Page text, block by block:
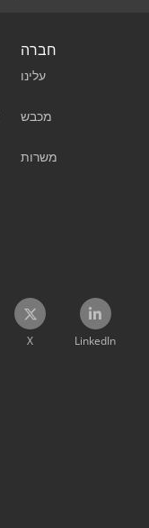
חברה
עלינו
מכבש
משרות
X LinkedIn